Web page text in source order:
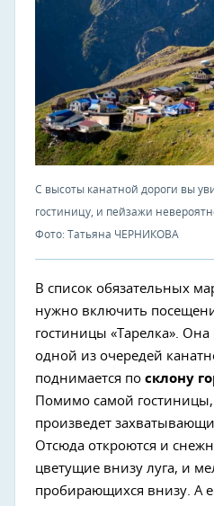
С высоты канатной дороги вы
гостиницу, и пейзажи
Фото: Татьяна ЧЕРНИКОВА
В список обязательных
нужно включить
гостиницы «Тарелка». Она
одной из очередей
поднимается по склону
Помимо самой
произведет
Отсюда откроются и
цветущие внизу луга, и
пробирающихся внизу. А